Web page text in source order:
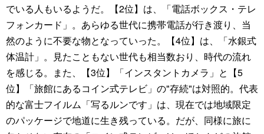
でいる人もいるようだ。【2位】は、「電話ボックス・テレ
フォンカード」。あらゆる世代に携帯電話が行き渡り、当
然のように不要な物となっていった。【4位】は、「水銀式
体温計」。見たこともない世代も相当数おり、時代の流れ
を感じる。また、【3位】「インスタントカメラ」と【5
位】「旅館にあるコイン式テレビ」の"存続"は対照的。代表
的な富士フイルム「写るルンです」は、現在では地域限定
のパッケージで地道に生き残っている。だが、同様に旅に